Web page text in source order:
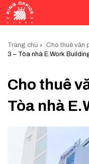
Trang chủ Cho thuê văn
3 – Tòa nhà E.Work
Cho thuê
Tòa nhà